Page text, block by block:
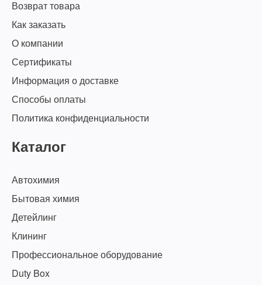
Возврат товара
Как заказать
О компании
Сертификаты
Информация о доставке
Способы оплаты
Политика конфиденциальности
Каталог
Автохимия
Бытовая химия
Детейлинг
Клининг
Профессиональное оборудование
Duty Box